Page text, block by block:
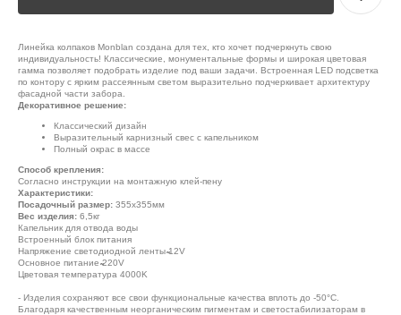
Линейка колпаков Monblan создана для тех, кто хочет подчеркнуть свою
индивидуальность! Классические, монументальные формы и широкая цветовая
гамма позволяет подобрать изделие под ваши задачи. Встроенная LED подсветка
по контору с ярким рассеянным светом выразительно подчеркивает архитектуру
фасадной части забора.
Декоративное решение:
Классический дизайн
Выразительный карнизный свес с капельником
Полный окрас в массе
Способ крепления:
Согласно инструкции на монтажную клей-пену
Характеристики:
Посадочный размер: 355х355мм
Вес изделия: 6,5кг
Капельник для отвода воды
Встроенный блок питания
Напряжение светодиодной ленты ̴̴12V
Основное питание ̴̴220V
Цветовая температура 4000K
- Изделия сохраняют все свои функциональные качества вплоть до -50°С.
Благодаря качественным неорганическим пигментам и светостабилизаторам в